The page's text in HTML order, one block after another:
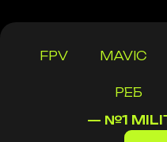
FPV MAVIC
РЕБ
— №1